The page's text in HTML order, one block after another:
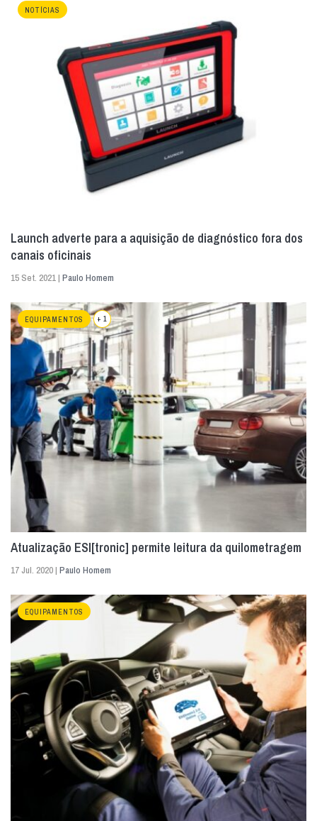
NOTÍCIAS
Launch adverte para a aquisição de diagnóstico fora dos
canais oficinais
15 Set. 2021 | Paulo Homem
EQUIPAMENTOS + 1
Atualização ESI[tronic] permite leitura da quilometragem
17 Jul. 2020 | Paulo Homem
EQUIPAMENTOS